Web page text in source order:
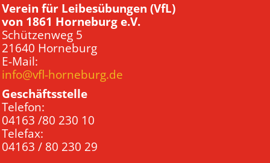
Verein für Leibesübungen (VfL)
von 1861 Horneburg e.V.
Schützenweg 5
21640 Horneburg
E-Mail:
info@vfl-horneburg.de
Geschäftsstelle
Telefon:
04163 /80 230 10
Telefax:
04163 / 80 230 29